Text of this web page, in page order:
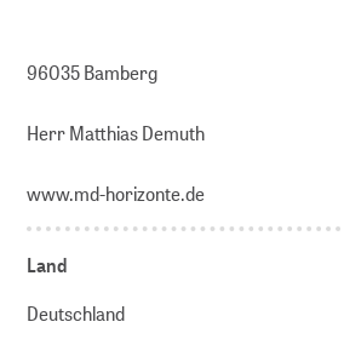
96035 Bamberg
Herr Matthias Demuth
www.md-horizonte.de
Land
Deutschland